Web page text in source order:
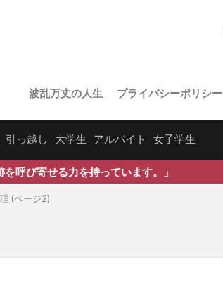
波乱万丈の人生 プライバシーポリシー
引っ越し 大学生 アルバイト 女子学生
す。」
(ページ2)